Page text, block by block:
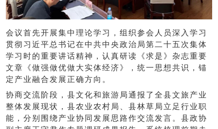
会议首先开展集中理论学习，组织参会人员深入学习
贯彻习近平总书记在中共中央政治局第二十五次集体
学习时的重要讲话精神，认真研读《求是》杂志重要
文章《做强做优做大实体经济》，统一思想共识，锚
定产业融合发展正确方向。
协商交流阶段，县文化和旅游局通报了全县文旅产业
整体发展现状，县农业农村局、县林草局立足行业职
能，分别围绕产业协同发展思路作交流发言。县政协